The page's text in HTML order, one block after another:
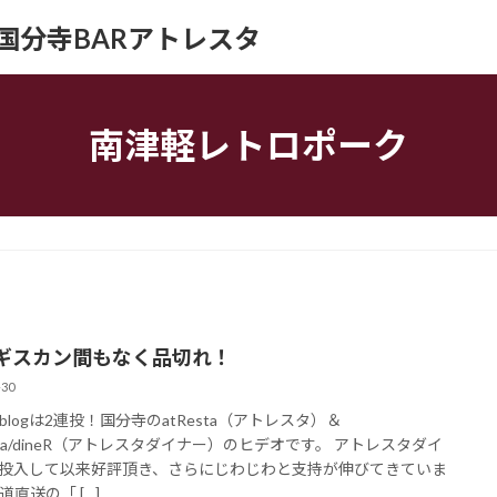
分寺BARアトレスタ
南津軽レトロポーク
スカン間もなく品切れ！
は2連投！国分寺のatResta（アトレスタ）＆
dineR（アトレスタダイナー）のヒデオです。 アトレスタダイ
入して以来好評頂き、さらにじわじわと支持が伸びてきていま
直送の「 […]